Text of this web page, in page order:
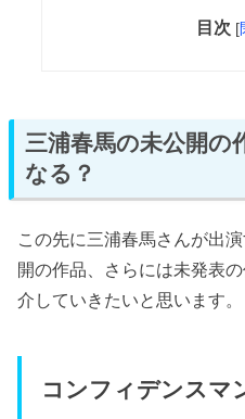
目次 [
三浦春馬の未公開の
なる？
この先に三浦春馬さんが出
開の作品、さらには未発表
介していきたいと思います。
コンフィデンスマ